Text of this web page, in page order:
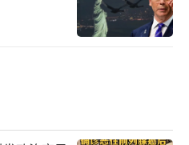
#
（责任编辑：卢其龙 CM088